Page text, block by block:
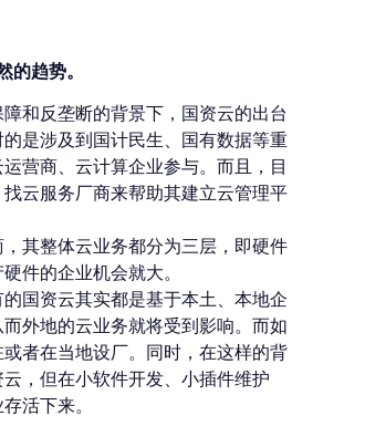
趋势。
和反垄断的背景下，国资云的出台
是涉及到国计民生、国有数据等重
营商、云计算企业参与。而且，目
云服务厂商来帮助其建立云管理平
其整体云业务都分为三层，即硬件
件的企业机会就大。
的国资云其实都是基于本土、本地企
外地的云业务就将受到影响。而如
者在当地设厂。同时，在这样的背
，但在小软件开发、小插件维护
活下来。